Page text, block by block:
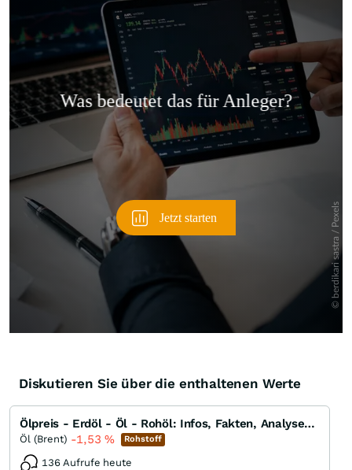
Überspringen
Diskutieren Sie über die enthaltenen Werte
Ölpreis - Erdöl - Öl - Rohöl: Infos, Fakten, Analysen, Charts und Ausblick
Öl (Brent) -1,53 % Rohstoff
136 Aufrufe heute